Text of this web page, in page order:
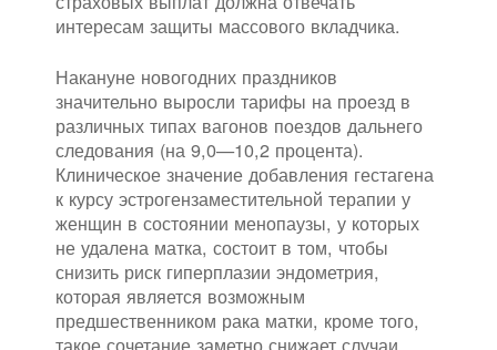
интересам защиты массового вкладчика.
Накануне новогодних праздников
значительно выросли тарифы на проезд в
различных типах вагонов поездов дальнего
следования (на 9,0—10,2 процента).
Клиническое значение добавления гестагена
к курсу эстрогензаместительной терапии у
женщин в состоянии менопаузы, у которых
не удалена матка, состоит в том, чтобы
снизить риск гиперплазии эндометрия,
которая является возможным
предшественником рака матки, кроме того,
такое сочетание заметно снижает случаи